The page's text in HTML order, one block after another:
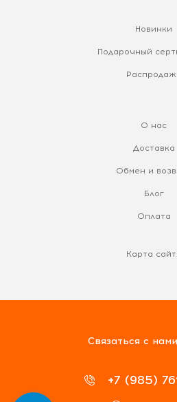
Новинки
Подарочный
О нас
Доставка
Обмен и
Блог
Оплата
Карта
Связаться с
+7 (985)